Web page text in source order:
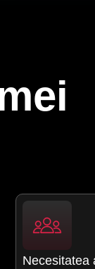
Necesitatea